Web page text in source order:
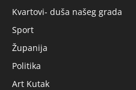
Kvartovi- duša našeg grada
Sport
Županija
Politika
Art Kutak